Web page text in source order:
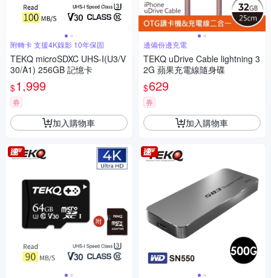
附轉卡 支援4K錄影 10年保固
TEKQ microSDXC UHS-I(U3/V
30/A1) 256GB 記憶卡
$1,999
券
加入購物車
邊備份邊充電
TEKQ uDrive Cable lightning 3
2G 蘋果充電線隨身碟
$629
券
加入購物車